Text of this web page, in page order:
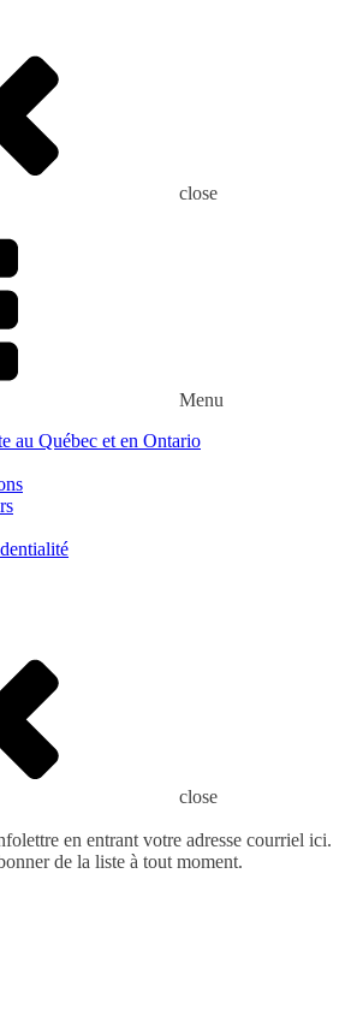
close
Menu
au Québec et en Ontario
close
en entrant votre adresse courriel ici.
de la liste à tout moment.